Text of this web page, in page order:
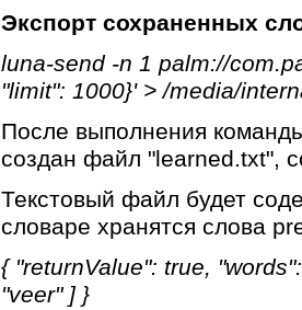
Экспорт сохраненных
luna-send -n 1 palm://
"limit": 1000}' > /media/
После выполнения
создан файл "learned.txt",
Текстовый файл будет
словаре хранятся слова
{ "returnValue": true,
"veer" ] }